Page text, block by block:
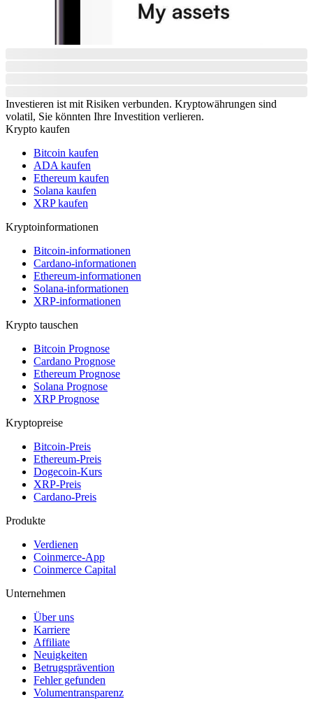
Investieren ist mit Risiken verbunden. Kryptowährungen sind
volatil, Sie könnten Ihre Investition verlieren.
Krypto kaufen
Bitcoin kaufen
ADA kaufen
Ethereum kaufen
Solana kaufen
XRP kaufen
Kryptoinformationen
Bitcoin-informationen
Cardano-informationen
Ethereum-informationen
Solana-informationen
XRP-informationen
Krypto tauschen
Bitcoin Prognose
Cardano Prognose
Ethereum Prognose
Solana Prognose
XRP Prognose
Kryptopreise
Bitcoin-Preis
Ethereum-Preis
Dogecoin-Kurs
XRP-Preis
Cardano-Preis
Produkte
Verdienen
Coinmerce-App
Coinmerce Capital
Unternehmen
Über uns
Karriere
Affiliate
Neuigkeiten
Betrugsprävention
Fehler gefunden
Volumentransparenz